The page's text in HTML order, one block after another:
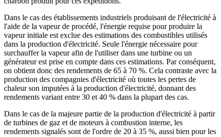
Dans le cas des établissements industriels produisant de l'électricité à
l'aide de la vapeur de procédé, l'énergie requise pour produire la
vapeur initiale est exclue des estimations des combustibles utilisés
dans la production d'électricité. Seule l'énergie nécessaire pour
surchauffer la vapeur afin de l'utiliser dans une turbine ou un
générateur est prise en compte dans ces estimations. Par conséquent,
on obtient donc des rendements de 65 à 70 %. Cela contraste avec la
production des compagnies d'électricité où toutes les pertes de
chaleur son imputées à la production d'électricité, donnant des
rendements variant entre 30 et 40 % dans la plupart des cas.
Dans le cas de la majeure partie de la production d'électricité à partir
de turbines de gaz et de moteurs à combustion interne, les
rendements signalés sont de l'ordre de 20 à 35 %, aussi bien pour les